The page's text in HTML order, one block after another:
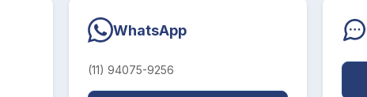
WhatsApp
(11) 94075-9256